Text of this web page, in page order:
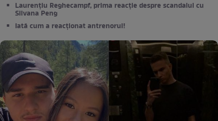
Laurențiu Reghecampf, prima reacție despre scandalul cu
Silvana Peng
Iată cum a reacționat antrenorul!